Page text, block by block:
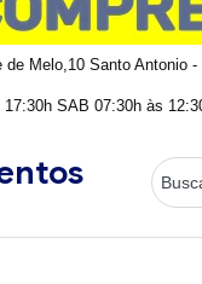
de Melo,10 Santo Antonio
SAB 07:30h às